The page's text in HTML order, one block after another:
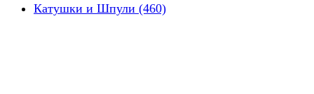
Катушки и Шпули (460)